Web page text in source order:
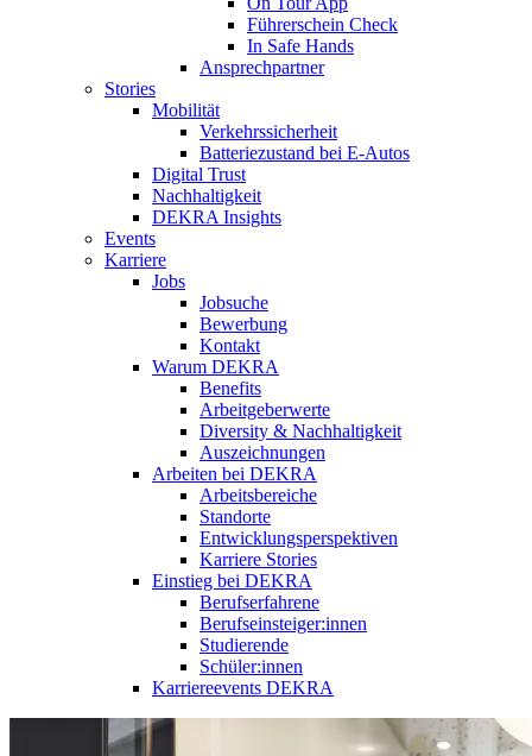
Führerschein Check
In Safe Hands
Ansprechpartner
Stories
Mobilität
Verkehrssicherheit
Batteriezustand bei E-Autos
Digital Trust
Nachhaltigkeit
DEKRA Insights
Events
Karriere
Jobs
Jobsuche
Bewerbung
Kontakt
Warum DEKRA
Benefits
Arbeitgeberwerte
Diversity & Nachhaltigkeit
Auszeichnungen
Arbeiten bei DEKRA
Arbeitsbereiche
Standorte
Entwicklungsperspektiven
Karriere Stories
Einstieg bei DEKRA
Berufserfahrene
Berufseinsteiger:innen
Studierende
Schüler:innen
Karriereevents DEKRA